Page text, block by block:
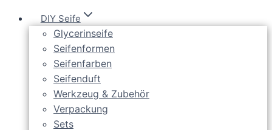
DIY Seife
Glycerinseife
Seifenformen
Seifenfarben
Seifenduft
Werkzeug & Zubehör
Verpackung
Sets